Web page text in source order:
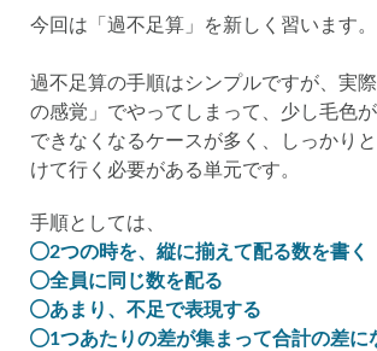
今回は「過不足算」を新しく習います。
過不足算の手順はシンプルですが、実
の感覚」でやってしまって、少し毛色
できなくなるケースが多く、しっかり
けて行く必要がある単元です。
手順としては、
2つの時を、縦に揃えて配る数を書く
全員に同じ数を配る
あまり、不足で表現する
1つあたりの差が集まって合計の差に